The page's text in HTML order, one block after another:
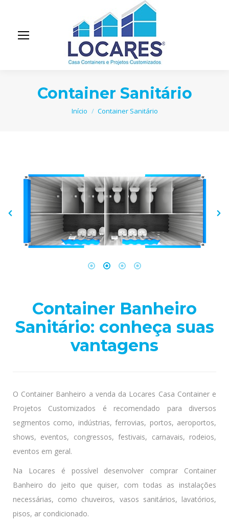
Container Sanitário
Início Container Sanitário
Container Banheiro
Sanitário: conheça suas
vantagens
O Container Banheiro a venda da Locares Casa Container e
Projetos Customizados é recomendado para diversos
segmentos como, indústrias, ferrovias, portos, aeroportos,
shows, eventos, congressos, festivais, carnavais, rodeios,
eventos em geral.
Na Locares é possível desenvolver comprar Container
Banheiro do jeito que quiser, com todas as instalações
necessárias, como chuveiros, vasos sanitários, lavatórios,
pisos, ar condicionado.